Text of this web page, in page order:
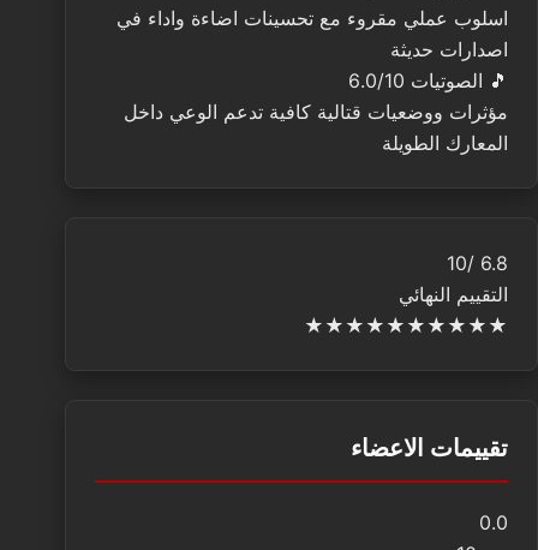
اسلوب عملي مقروء مع تحسينات اضاءة واداء في
اصدارات حديثة
🎵 الصوتيات 6.0/10
مؤثرات ووضعيات قتالية كافية تدعم الوعي داخل
المعارك الطويلة
6.8
/10
التقييم النهائي
★
★
★
★
★
★
★
★
★
★
تقييمات الاعضاء
0.0